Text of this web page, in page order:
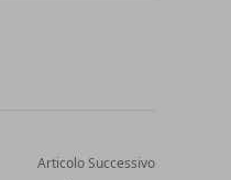
Articolo Successivo